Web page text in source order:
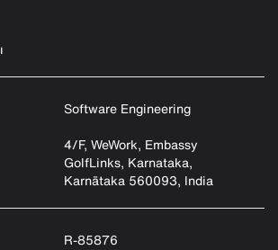
Software Engineering
4/F, WeWork, Embassy
GolfLinks, Karnataka,
Karnātaka 560093, India
R-85876